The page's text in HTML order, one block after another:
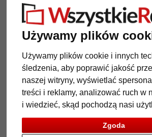
Używamy plików
Używamy plików cookie i innych
śledzenia, aby poprawić jakość
naszej witryny, wyświetlać
treści i reklamy, analizować ruch w
i wiedzieć, skąd pochodzą nasi
Zgoda
galeryjnych
50 szt. zacisków
podkładek